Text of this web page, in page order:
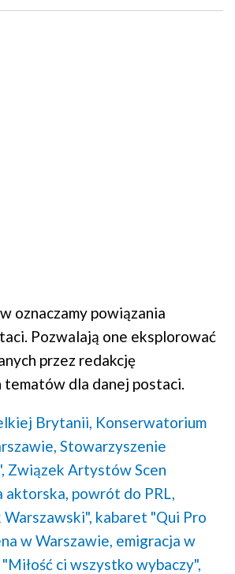
oznaczamy powiązania
Pozwalają one eksplorować
przez redakcję
dla danej postaci.
Brytanii, Konserwatorium
Stowarzyszenie
Związek Artystów Scen
aktorska, powrót do PRL,
kabaret "Qui Pro
w Warszawie, emigracja w
ci wszystko wybaczy",